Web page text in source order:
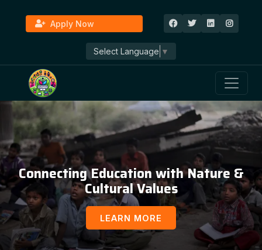
Apply Now
Select Language ▼
Education, Awareness & Social
Development
LEARN MORE